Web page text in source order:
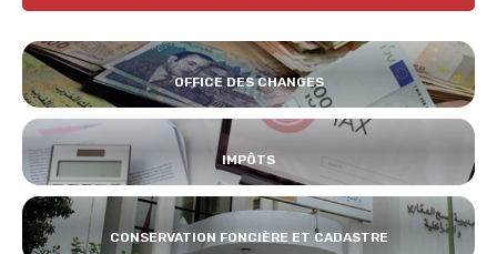
OFFICE DES CHANGES
IMPÔTS
CONSERVATION FONCIÈRE ET CADASTRE